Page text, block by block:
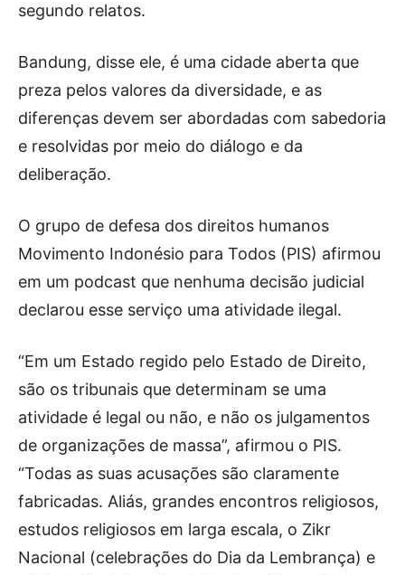
segundo relatos.
Bandung, disse ele, é uma cidade aberta que
preza pelos valores da diversidade, e as
diferenças devem ser abordadas com sabedoria
e resolvidas por meio do diálogo e da
deliberação.
O grupo de defesa dos direitos humanos
Movimento Indonésio para Todos (PIS) afirmou
em um podcast que nenhuma decisão judicial
declarou esse serviço uma atividade ilegal.
“Em um Estado regido pelo Estado de Direito,
são os tribunais que determinam se uma
atividade é legal ou não, e não os julgamentos
de organizações de massa”, afirmou o PIS.
“Todas as suas acusações são claramente
fabricadas. Aliás, grandes encontros religiosos,
estudos religiosos em larga escala, o Zikr
Nacional (celebrações do Dia da Lembrança) e